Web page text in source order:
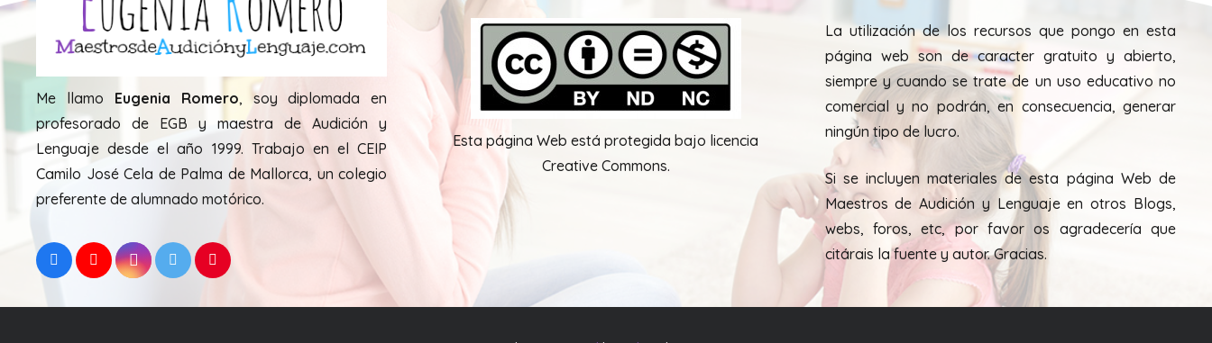
Me llamo Eugenia Romero, soy diplomada en
profesorado de EGB y maestra de Audición y
Lenguaje desde el año 1999. Trabajo en el CEIP
Camilo José Cela de Palma de Mallorca, un colegio
preferente de alumnado motórico.
Esta página Web está protegida bajo licencia
Creative Commons.
La utilización de los recursos que pongo en esta
página web son de caracter gratuito y abierto,
siempre y cuando se trate de un uso educativo no
comercial y no podrán, en consecuencia, generar
ningún tipo de lucro.
Si se incluyen materiales de esta página Web de
Maestros de Audición y Lenguaje en otros Blogs,
webs, foros, etc, por favor os agradecería que
citárais la fuente y autor. Gracias.